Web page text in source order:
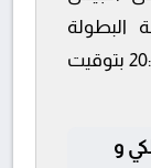
البطولة
الوطنية المغربية فى تمام الساعة 20:00 بتوقيت
و